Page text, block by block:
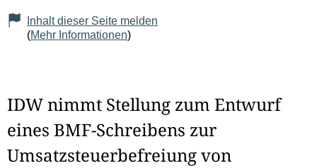
Inhalt dieser Seite melden
(Mehr Informationen)
IDW nimmt Stellung zum Entwurf
eines BMF-Schreibens zur
Umsatzsteuerbefreiung von